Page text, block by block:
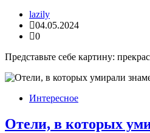
lazily
04.05.2024
0
Представьте себе картину:
Интересное
Отели, в которых